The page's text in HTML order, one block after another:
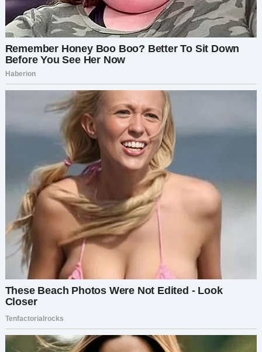
место. Ни одной баночки не выбросила.
Её глаза сузились:
— Зачем ты…
Я увидела, как это осознание медленно
прокатывается по её лицу. Челюсть сжалась.
Плечи опустились.
— Это из-за посуды, да?
Я улыбнулась:
— Именно. Теперь ты поняла.
Впервые с нашего возвращения у неё не
нашлось ни одного слова. Только долгая,
наэлектризованная тишина.
Позже в тот же день она подошла и вручила
мне конверт:
— Я всё подсчитала. За то, что выбросила. Даже